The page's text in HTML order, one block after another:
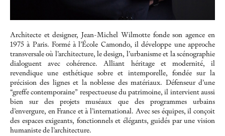
Architecte et designer, Jean-Michel Wilmotte fonde son agence en
1975 à Paris. Formé à l’École Camondo, il développe une approche
transversale où l’architecture, le design, l’urbanisme et la scénographie
dialoguent avec cohérence. Alliant héritage et modernité, il
revendique une esthétique sobre et intemporelle, fondée sur la
précision des lignes et la noblesse des matériaux. Défenseur d’une
“greffe contemporaine” respectueuse du patrimoine, il intervient aussi
bien sur des projets muséaux que des programmes urbains
d’envergure, en France et à l’international. Avec ses équipes, il conçoit
des espaces exigeants, fonctionnels et élégants, guidés par une vision
humaniste de l’architecture.